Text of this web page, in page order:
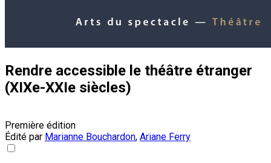
Rendre accessible le théâtre étranger
(XIXe-XXIe siècles)
Première édition
Édité par Marianne Bouchardon, Ariane Ferry